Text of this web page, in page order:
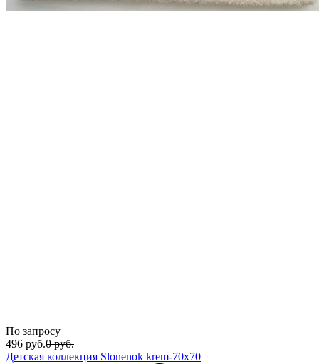
По запросу
496 руб.0 руб.
Детская коллекция Slonenok krem-70x70